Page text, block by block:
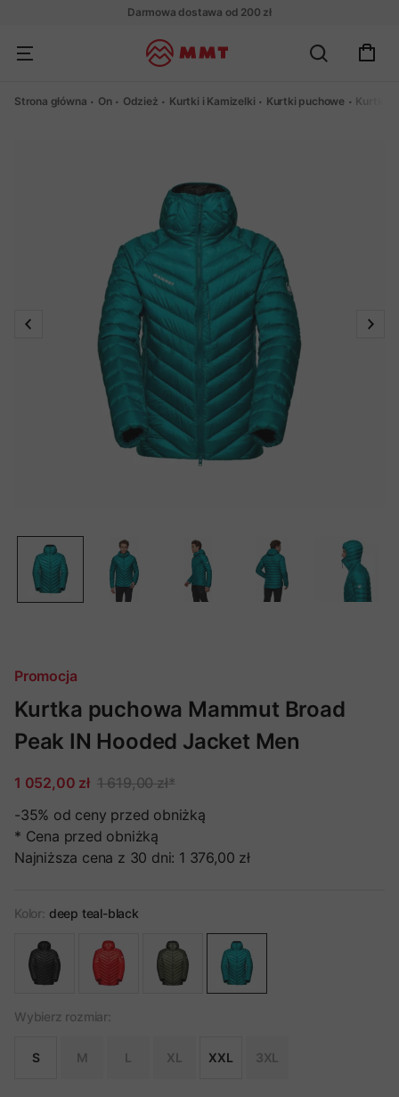
Darmowa dostawa od 200 zł
Strona główna On Odzież Kurtki i Kamizelki Kurtki puchowe Kurtka
Promocja
Kurtka puchowa Mammut Broad
Peak IN Hooded Jacket Men
1 052,00 zł 1 619,00 zł*
-35% od ceny przed obniżką
* Cena przed obniżką
Najniższa cena z 30 dni: 1 376,00 zł
Kolor: deep teal-black
Wybierz rozmiar:
S M L XL XXL 3XL